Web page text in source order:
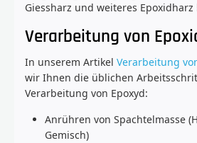
Giessharz und weiteres Epoxidharz
Verarbeitung von
In unserem Artikel Verarbeitung
wir Ihnen die üblichen
Verarbeitung von Epoxyd:
Anrühren von Spachtelmasse
Gemisch)